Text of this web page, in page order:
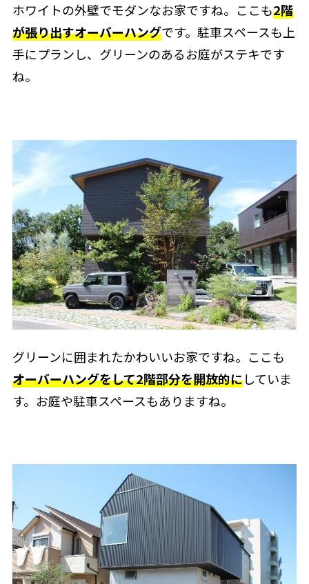
ホワイトの外壁でモダンなお家ですね。ここも2階
が張り出すオーバーハングです。駐車スペースも上
手にプランし、グリーンのあるお庭がステキです
ね。
グリーンに囲まれたかわいいお家ですね。ここも
オーバーハングをして2階部分を開放的にしていま
す。お庭や駐車スペースもありますね。